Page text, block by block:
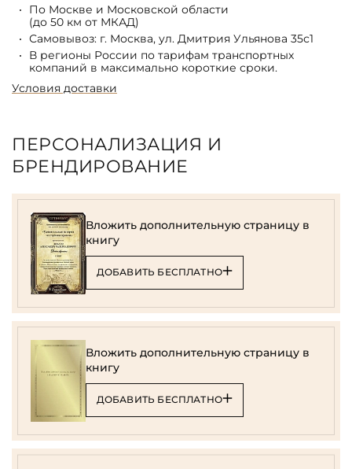
По Москве и Московской области
(до 50 км от МКАД)
Самовывоз: г. Москва, ул. Дмитрия Ульянова 35с1
В регионы России по тарифам транспортных
компаний в максимально короткие сроки.
Условия доставки
ПЕРСОНАЛИЗАЦИЯ И
БРЕНДИРОВАНИЕ
Вложить дополнительную страницу в
книгу
ДОБАВИТЬ БЕСПЛАТНО
Вложить дополнительную страницу в
книгу
ДОБАВИТЬ БЕСПЛАТНО